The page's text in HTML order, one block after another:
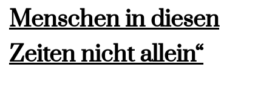
Menschen in diesen
Zeiten nicht allein“